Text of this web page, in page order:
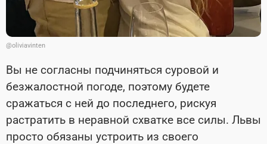
@oliviavinten
Вы не согласны подчиняться суровой и
безжалостной погоде, поэтому будете
сражаться с ней до последнего, рискуя
растратить в неравной схватке все силы. Львы
просто обязаны устроить из своего